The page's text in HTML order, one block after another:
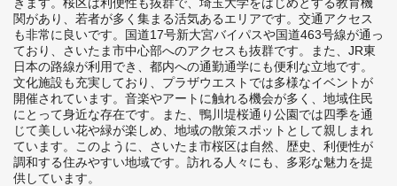
関があり、若者が多く集まる活気あるエリアです。交通アクセス
も非常に良いです。国道17号新大宮バイパスや国道463号線が通っ
ており、さいたま市中心部へのアクセスも抜群です。また、JR東
日本の路線が利用でき、都内への通勤通学にも便利な立地です。
文化施設も充実しており、プラザウエストでは多様なイベントが
開催されています。音楽やアートに触れる機会が多く、地域住民
にとって身近な存在です。また、鴨川堤桜通り公園では四季を通
じて美しい花や緑が楽しめ、地域の散策スポットとして親しまれ
ています。このように、さいたま市桜区は自然、歴史、利便性が
調和する住みやすい地域です。訪れる人々にも、多彩な魅力を提
供しています。